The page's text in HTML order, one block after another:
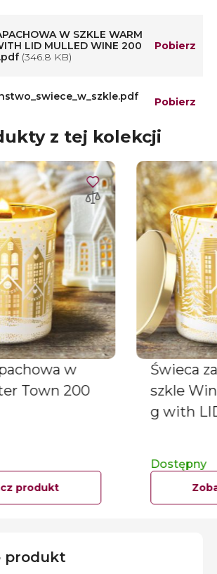
W SZKLE WARM
LID MULLED WINE 200
(346.8 KB)
Pobierz
Pobierz
z tej kolekcji
w
Town 200
produkt
Świeca
szkle
g with
Dostępny
produkt